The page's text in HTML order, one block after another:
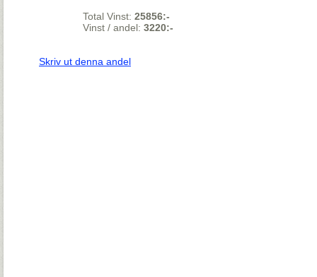
Total Vinst:25856:-
Vinst / andel:3220:-
Skriv ut denna andel